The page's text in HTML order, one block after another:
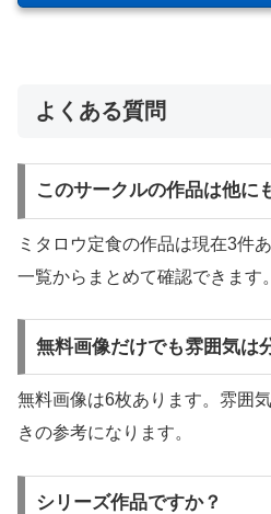
よくある質問
このサークルの作品は他に
ミタロウ定食の作品は現在3件
一覧からまとめて確認できます。
無料画像だけでも雰囲気は
無料画像は6枚あります。雰囲
きの参考になります。
シリーズ作品ですか？